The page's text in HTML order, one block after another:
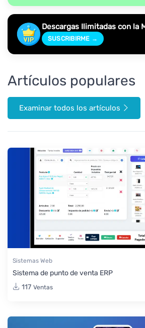
Descargas Ilimitadas con la
SUSCRIBIRME →
Artículos populares
Examinar todos los artículos
Sistemas Web
Sistema de punto de venta ERP
117 Ventas